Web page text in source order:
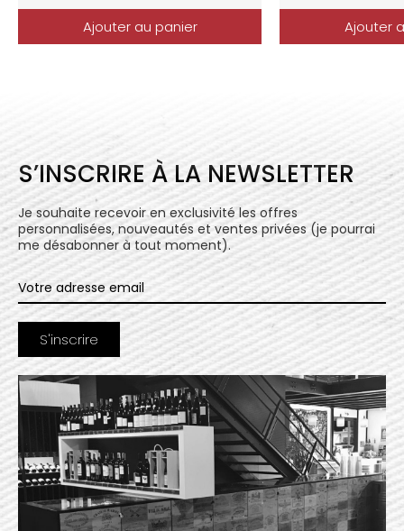
Ajouter au panier Ajouter
S’INSCRIRE À LA NEWSLETTER
Je souhaite recevoir en exclusivité les offres
personnalisées, nouveautés et ventes privées (je pourrai
me désabonner à tout moment).